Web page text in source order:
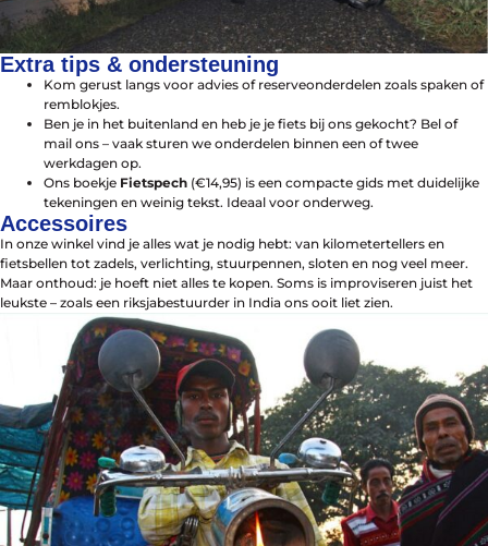
Extra tips & ondersteuning
Kom gerust langs voor advies of reserveonderdelen zoals spaken of
remblokjes.
Ben je in het buitenland en heb je je fiets bij ons gekocht? Bel of
mail ons – vaak sturen we onderdelen binnen een of twee
werkdagen op.
Ons boekje Fietspech (€14,95) is een compacte gids met duidelijke
tekeningen en weinig tekst. Ideaal voor onderweg.
Accessoires
In onze winkel vind je alles wat je nodig hebt: van kilometertellers en
fietsbellen tot zadels, verlichting, stuurpennen, sloten en nog veel meer.
Maar onthoud: je hoeft niet alles te kopen. Soms is improviseren juist het
leukste – zoals een riksja­bestuurder in India ons ooit liet zien.